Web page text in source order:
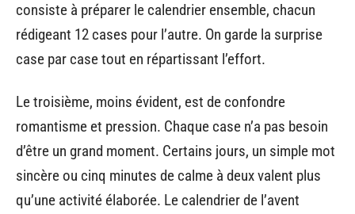
consiste à préparer le calendrier ensemble, chacun
rédigeant 12 cases pour l’autre. On garde la surprise
case par case tout en répartissant l’effort.
Le troisième, moins évident, est de confondre
romantisme et pression. Chaque case n’a pas besoin
d’être un grand moment. Certains jours, un simple mot
sincère ou cinq minutes de calme à deux valent plus
qu’une activité élaborée. Le calendrier de l’avent